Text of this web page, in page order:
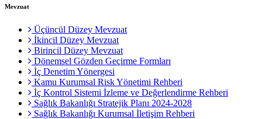
Mevzuat
Üçüncül Düzey Mevzuat
İkincil Düzey Mevzuat
Birincil Düzey Mevzuat
Dönemsel Gözden Geçirme Formları
İç Denetim Yönergesi
Kamu Kurumsal Risk Yönetimi Rehberi
İç Kontrol Sistemi İzleme ve Değerlendirme Rehberi
Sağlık Bakanlığı Stratejik Planı 2024-2028
Sağlık Bakanlığı Kurumsal İletişim Rehberi